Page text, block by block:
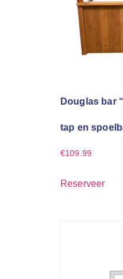
Douglas bar
tap en
€109.99
Reserveer